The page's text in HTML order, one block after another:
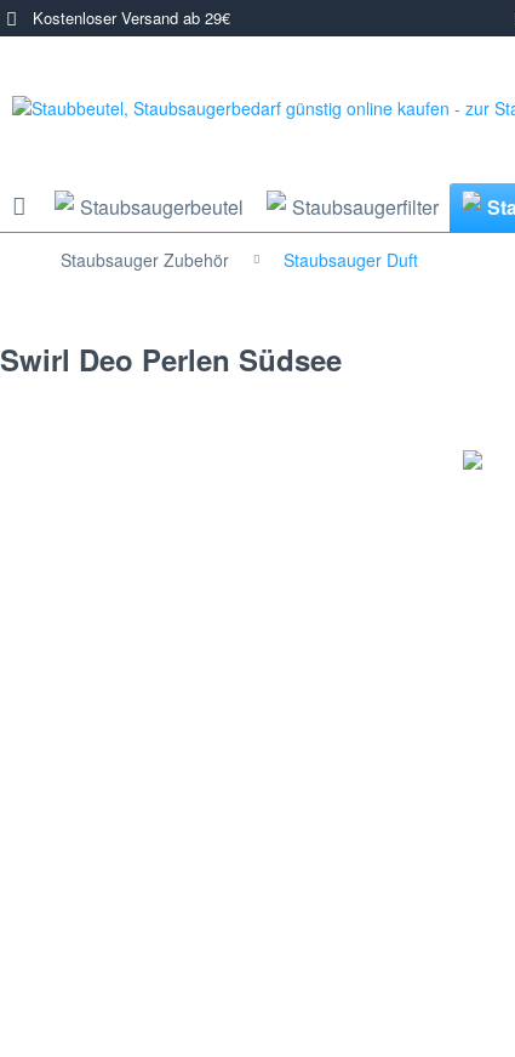
Kostenloser Versand ab 29€
Staubsaugerbeutel Staubsaugerfilter
Staubsauger Zubehör Staubsauger Duft
Swirl Deo Perlen Südsee